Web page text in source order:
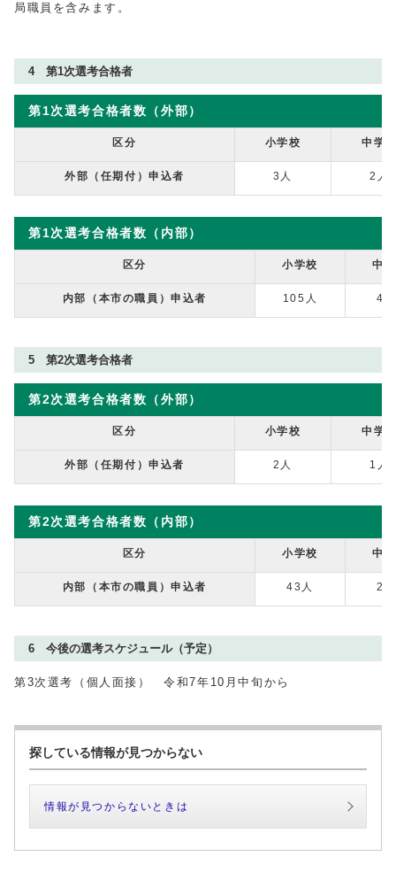
局職員を含みます。
4 第1次選考合格者
第1次選考合格者数（外部）
区分 小学校 中学
外部（任期付）申込者 3人 2人
第1次選考合格者数（内部）
区分 小学校 中
内部（本市の職員）申込者 105人 42
5 第2次選考合格者
第2次選考合格者数（外部）
区分 小学校 中学
外部（任期付）申込者 2人 1人
第2次選考合格者数（内部）
区分 小学校 中
内部（本市の職員）申込者 43人 23
6 今後の選考スケジュール（予定）
第3次選考（個人面接） 令和7年10月中旬から
探している情報が見つからない
情報が見つからないときは